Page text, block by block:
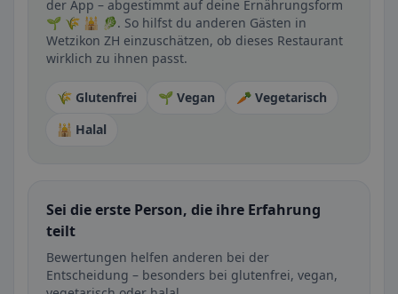
der App – abgestimmt auf deine Ernährungsform
🌱 🌾 🕌 🥬. So hilfst du anderen Gästen in
Wetzikon ZH einzuschätzen, ob dieses Restaurant
wirklich zu ihnen passt.
🌾 Glutenfrei 🌱 Vegan
🥕 Vegetarisch
🕌 Halal
Sei die erste Person, die ihre Erfahrung
teilt
Bewertungen helfen anderen bei der
Entscheidung – besonders bei glutenfrei, vegan,